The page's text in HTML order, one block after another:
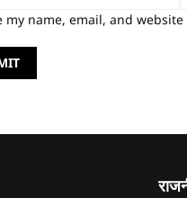
my name, email, and